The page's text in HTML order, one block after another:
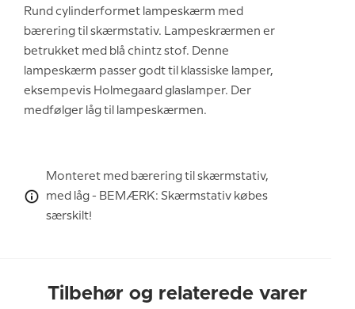
Rund cylinderformet lampeskærm med
bærering til skærmstativ. Lampeskrærmen er
betrukket med blå chintz stof. Denne
lampeskærm passer godt til klassiske lamper,
eksempevis Holmegaard glaslamper. Der
medfølger låg til lampeskærmen.
Monteret med bærering til skærmstativ,
med låg - BEMÆRK: Skærmstativ købes
særskilt!
Tilbehør og relaterede varer